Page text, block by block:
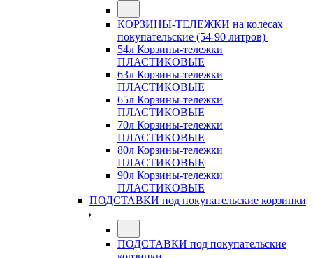
КОРЗИНЫ-ТЕЛЕЖКИ на колесах
покупательские (54-90 литров)
54л Корзины-тележки
ПЛАСТИКОВЫЕ
63л Корзины-тележки
ПЛАСТИКОВЫЕ
65л Корзины-тележки
ПЛАСТИКОВЫЕ
70л Корзины-тележки
ПЛАСТИКОВЫЕ
80л Корзины-тележки
ПЛАСТИКОВЫЕ
90л Корзины-тележки
ПЛАСТИКОВЫЕ
ПОДСТАВКИ под покупательские корзинки
ПОДСТАВКИ под покупательские